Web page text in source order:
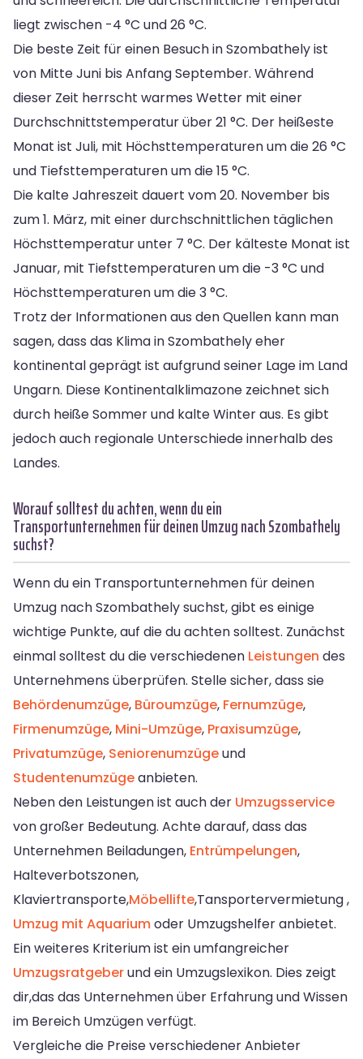
liegt zwischen -4 °C und 26 °C.
Die beste Zeit für einen Besuch in Szombathely ist
von Mitte Juni bis Anfang September. Während
dieser Zeit herrscht warmes Wetter mit einer
Durchschnittstemperatur über 21 °C. Der heißeste
Monat ist Juli, mit Höchsttemperaturen um die 26 °C
und Tiefsttemperaturen um die 15 °C.
Die kalte Jahreszeit dauert vom 20. November bis
zum 1. März, mit einer durchschnittlichen täglichen
Höchsttemperatur unter 7 °C. Der kälteste Monat ist
Januar, mit Tiefsttemperaturen um die -3 °C und
Höchsttemperaturen um die 3 °C.
Trotz der Informationen aus den Quellen kann man
sagen, dass das Klima in Szombathely eher
kontinental geprägt ist aufgrund seiner Lage im Land
Ungarn. Diese Kontinentalklimazone zeichnet sich
durch heiße Sommer und kalte Winter aus. Es gibt
jedoch auch regionale Unterschiede innerhalb des
Landes.
Worauf solltest du achten, wenn du ein
Transportunternehmen für deinen Umzug nach Szombathely
suchst?
Wenn du ein Transportunternehmen für deinen
Umzug nach Szombathely suchst, gibt es einige
wichtige Punkte, auf die du achten solltest. Zunächst
einmal solltest du die verschiedenen Leistungen des
Unternehmens überprüfen. Stelle sicher, dass sie
Behördenumzüge, Büroumzüge, Fernumzüge,
Firmenumzüge, Mini-Umzüge, Praxisumzüge,
Privatumzüge, Seniorenumzügeund
Studentenumzügeanbieten.
Neben den Leistungen ist auch der Umzugsservice
von großer Bedeutung. Achte darauf, dass das
Unternehmen Beiladungen, Entrümpelungen,
Halteverbotszonen,
Klaviertransporte,Möbellifte,Tansportervermietung ,
Umzug mit Aquariumoder Umzugshelfer anbietet.
Ein weiteres Kriterium ist ein umfangreicher
Umzugsratgeberund ein Umzugslexikon. Dies zeigt
dir,das das Unternehmen über Erfahrung und Wissen
im Bereich Umzügen verfügt.
Vergleiche die Preise verschiedener Anbieter